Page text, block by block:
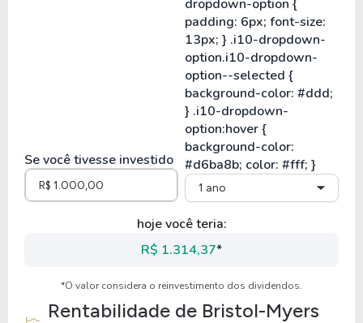
Se você tivesse investido
1 ano
hoje você teria:
R$ 1.314,37*
*O valor considera o reinvestimento dos dividendos.
Rentabilidade de Bristol-Myers